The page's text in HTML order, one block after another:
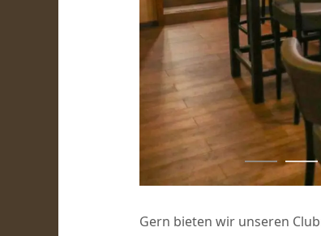
Gern bieten wir unseren